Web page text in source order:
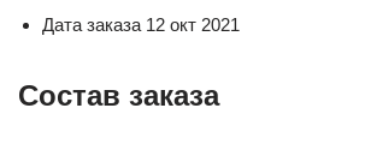
Дата заказа 12 окт 2021
Состав заказа